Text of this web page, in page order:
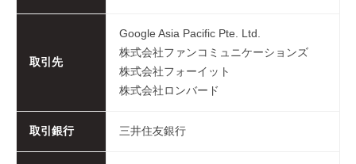
取引先
Google Asia Pacific Pte. Ltd.
株式会社ファンコミュニケーションズ
株式会社フォーイット
株式会社ロンバード
取引銀行 三井住友銀行